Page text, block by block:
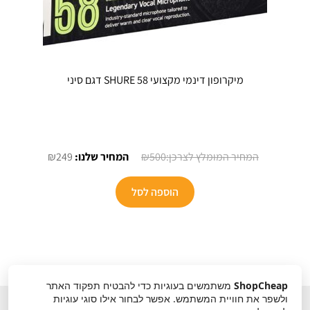
מיקרופון דינמי מקצועי SHURE 58 דגם סיני
₪500
המחיר
המקורי
היה:
₪500.
₪249 המחיר
הוספה לסל
ShopCheap משתמשים בעוגיות כדי להבטיח תפקוד האתר
ולשפר את חוויית המשתמש. אפשר לבחור אילו סוגי עוגיות